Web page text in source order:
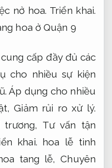
nở hoa. Triển khai.
hoa ở Quận 9
cấp đầy đủ các
cho nhiều sự kiện
Áp dụng cho nhiều
Giảm rủi ro xử lý.
Tư vấn tận
khai. hoa lễ tình
tang lễ,Chuyên